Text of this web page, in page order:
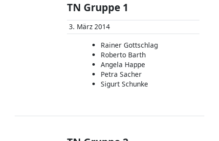
TN Gruppe 1
3. März 2014
Rainer Gottschlag
Roberto Barth
Angela Happe
Petra Sacher
Sigurt Schunke